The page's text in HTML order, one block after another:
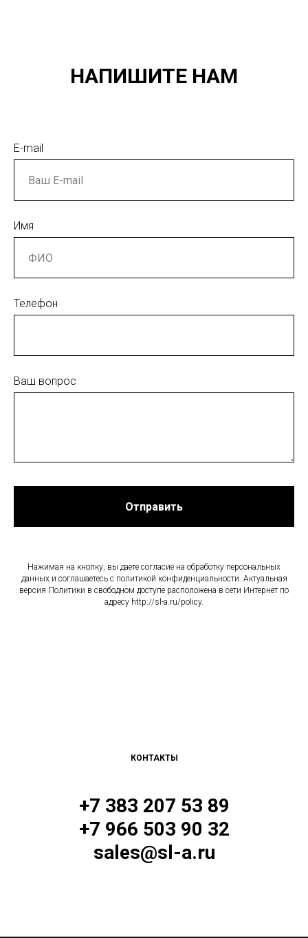
НАПИШИТЕ НАМ
E-mail
Имя
Телефон
Ваш вопрос
Отправить
Нажимая на кнопку, вы даете согласие на обработку персональных
данных и соглашаетесь c политикой конфиденциальности. Актуальная
версия Политики в свободном доступе расположена в сети Интернет по
адресу http://sl-a.ru/policy.
КОНТАКТЫ
+7 383 207 53 89
+7 966 503 90 32
sales@sl-a.ru